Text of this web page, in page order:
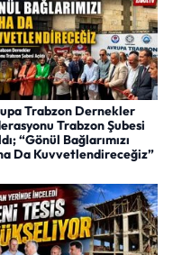
Trabzon Dernekler
Trabzon Şubesi
“Gönül Bağlarımızı
Da Kuvvetlendireceğiz”